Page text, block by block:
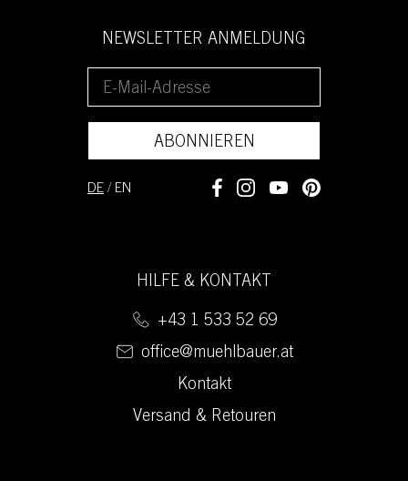
NEWSLETTER ANMELDUNG
ABONNIEREN
DE / EN
HILFE & KONTAKT
+43 1 533 52 69
office@muehlbauer.at
Kontakt
Versand & Retouren